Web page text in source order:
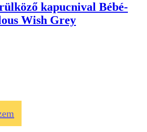
kapucnival Bébé-
Wish Grey